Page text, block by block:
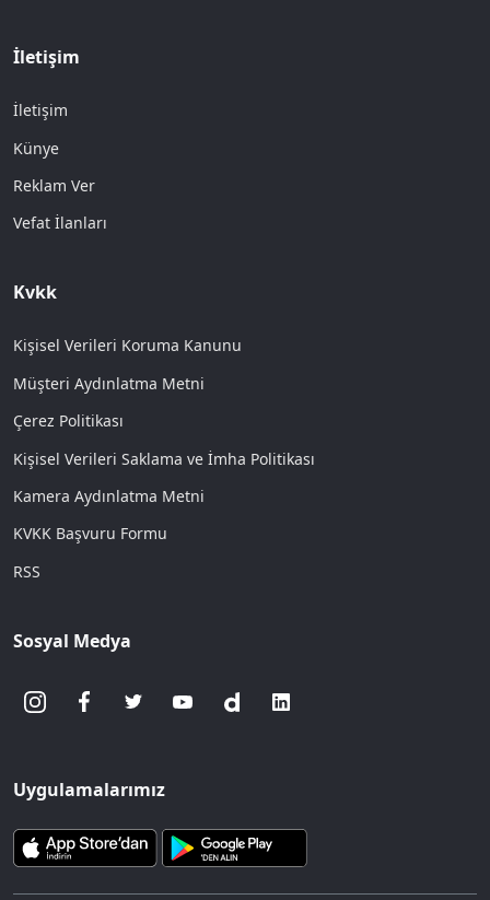
İletişim
İletişim
Künye
Reklam Ver
Vefat İlanları
Kvkk
Kişisel Verileri Koruma Kanunu
Müşteri Aydınlatma Metni
Çerez Politikası
Kişisel Verileri Saklama ve İmha Politikası
Kamera Aydınlatma Metni
KVKK Başvuru Formu
RSS
Sosyal Medya
Uygulamalarımız